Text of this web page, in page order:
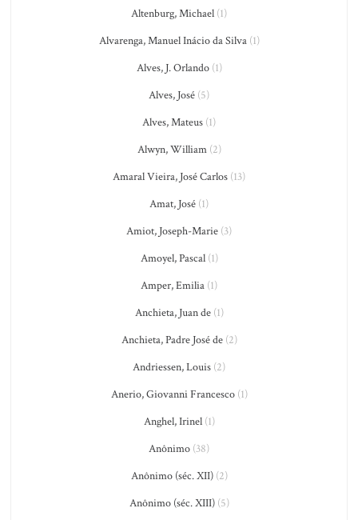
Altenburg, Michael (1)
Alvarenga, Manuel Inácio da Silva(1)
Alves, J. Orlando(1)
Alves, José (5)
Alves, Mateus (1)
Alwyn, William(2)
Amaral Vieira, José Carlos (13)
Amat, José (1)
Amiot, Joseph-Marie (3)
Amoyel, Pascal(1)
Amper, Emilia (1)
Anchieta, Juan de(1)
Anchieta, Padre José de(2)
Andriessen, Louis (2)
Anerio, Giovanni Francesco(1)
Anghel, Irinel(1)
Anônimo (38)
Anônimo (séc. XII)(2)
Anônimo (séc. XIII)(5)